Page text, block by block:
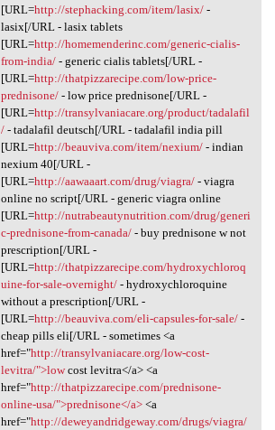
[URL=http://stephacking.com/item/lasix/-
lasix[/URL - lasix tablets
[URL=http://homemenderinc.com/generic-cialis-
from-india/- generic cialis tablets[/URL -
[URL=http://thatpizzarecipe.com/low-price-
prednisone/- low price prednisone[/URL -
[URL=http://transylvaniacare.org/product/tadalafil
/- tadalafil deutsch[/URL - tadalafil india pill
[URL=http://beauviva.com/item/nexium/- indian
nexium 40[/URL -
[URL=http://aawaaart.com/drug/viagra/- viagra
online no script[/URL - generic viagra online
[URL=http://nutrabeautynutrition.com/drug/generi
c-prednisone-from-canada/- buy prednisone w not
prescription[/URL -
[URL=http://thatpizzarecipe.com/hydroxychloroq
uine-for-sale-overnight/- hydroxychloroquine
without a prescription[/URL -
[URL=http://beauviva.com/eli-capsules-for-sale/-
cheap pills eli[/URL - sometimes <a
href="http://transylvaniacare.org/low-cost-
levitra/">lowcost levitra</a> <a
href="http://thatpizzarecipe.com/prednisone-
online-usa/">prednisone</a><a
href="http://deweyandridgeway.com/drugs/viagra/